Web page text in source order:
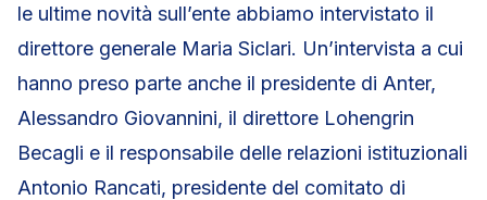
le ultime novità sull’ente abbiamo intervistato il
direttore generale Maria Siclari. Un’intervista a cui
hanno preso parte anche il presidente di Anter,
Alessandro Giovannini, il direttore Lohengrin
Becagli e il responsabile delle relazioni istituzionali
Antonio Rancati, presidente del comitato di